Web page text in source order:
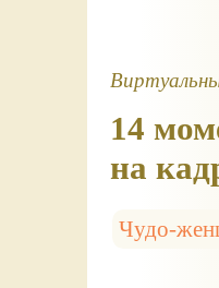
14
на
Чудо-